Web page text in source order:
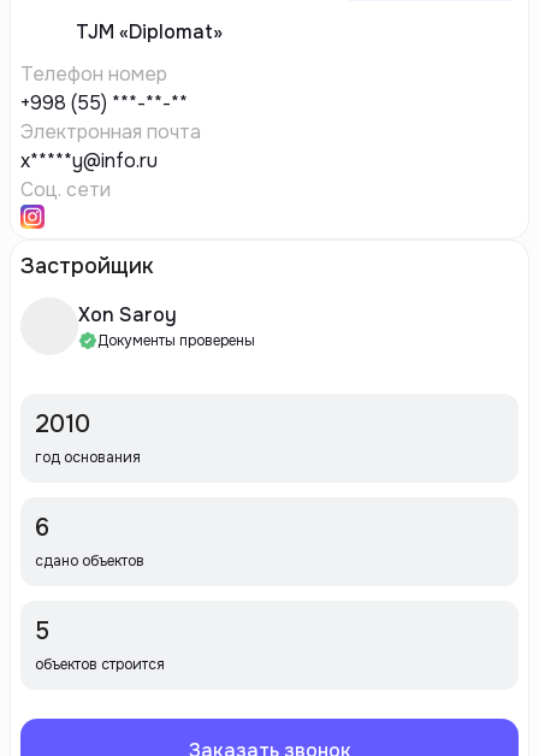
TJM «Diplomat»
Телефон номер
+998 (55) ***-**-**
Электронная почта
x*****y@info.ru
Соц. сети
Застройщик
Xon Saroy
Документы проверены
2010
год основания
6
сдано объектов
5
объектов строится
Заказать звонок